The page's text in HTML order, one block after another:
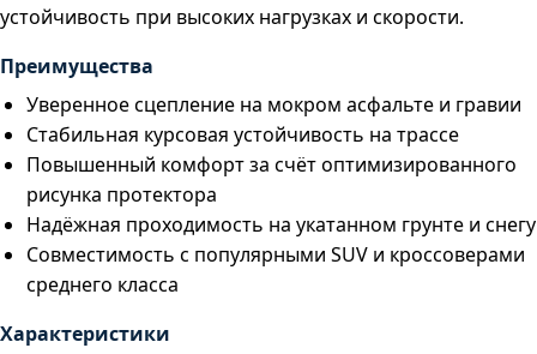
устойчивость при высоких нагрузках и скорости.
Преимущества
Уверенное сцепление на мокром асфальте и гравии
Стабильная курсовая устойчивость на трассе
Повышенный комфорт за счёт оптимизированного
рисунка протектора
Надёжная проходимость на укатанном грунте и снегу
Совместимость с популярными SUV и кроссоверами
среднего класса
Характеристики